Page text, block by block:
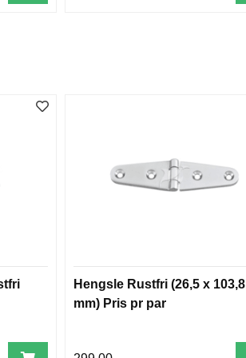
Hengsle Rustfri (26,5 x 103,8
mm) Pris pr par